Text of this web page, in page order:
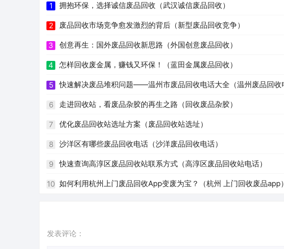
1 拥抱环保，选择诚信废品回收（武汉诚信废品回收）
2 废品回收市场竞争愈发激烈的背后（新型废品回收竞争）
3 创意再生：国外废品回收新思路（外国创意废品回收）
4 怎样回收废金属，赚钱又环保！（蓝田金属废品回收）
5 快速解决废品堆积问题——温州市废品回收电话大全（温州废品回收
6 走进回收站，看废品杂胶的再生之路（回收废品杂胶）
7 优化废品回收站选址方案（废品回收站选址）
8 沙洋区有哪些废品回收电话（沙洋废品回收电话）
9 快速查询高淳区废品回收站联系方式（高淳区废品回收站电话）
10 如何利用杭州上门废品回收App变废为宝？（杭州 上门回收废品app）
发表评论：